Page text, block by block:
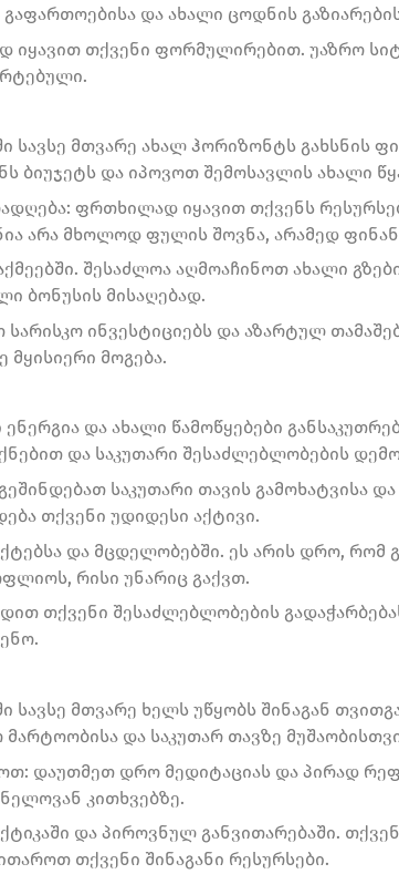
და ახალი ცოდნის
იყავით თქვენი ფორმულირებით. უაზრო
სავსე მთვარე ახალ ჰორიზონტს გახსნის
ბიუჯეტს და იპოვოთ შემოსავლის ახალი
ფრთხილად იყავით თქვენს
არა მხოლოდ ფულის შოვნა, არამედ
შესაძლოა აღმოაჩინოთ ახალი
ბონუსის მისაღებად.
ინვესტიციებს და აზარტულ
მყისიერი მოგება.
და ახალი წამოწყებები
და საკუთარი შესაძლებლობების
საკუთარი თავის გამოხატვისა
თქვენი უდიდესი აქტივი.
და მცდელობებში. ეს არის დრო, რომ
რისი უნარიც გაქვთ.
თქვენი შესაძლებლობების
სავსე მთვარე ხელს უწყობს შინაგან
და საკუთარ თავზე
დაუთმეთ დრო მედიტაციას და პირად
კითხვებზე.
და პიროვნულ განვითარებაში.
თქვენი შინაგანი რესურსები.